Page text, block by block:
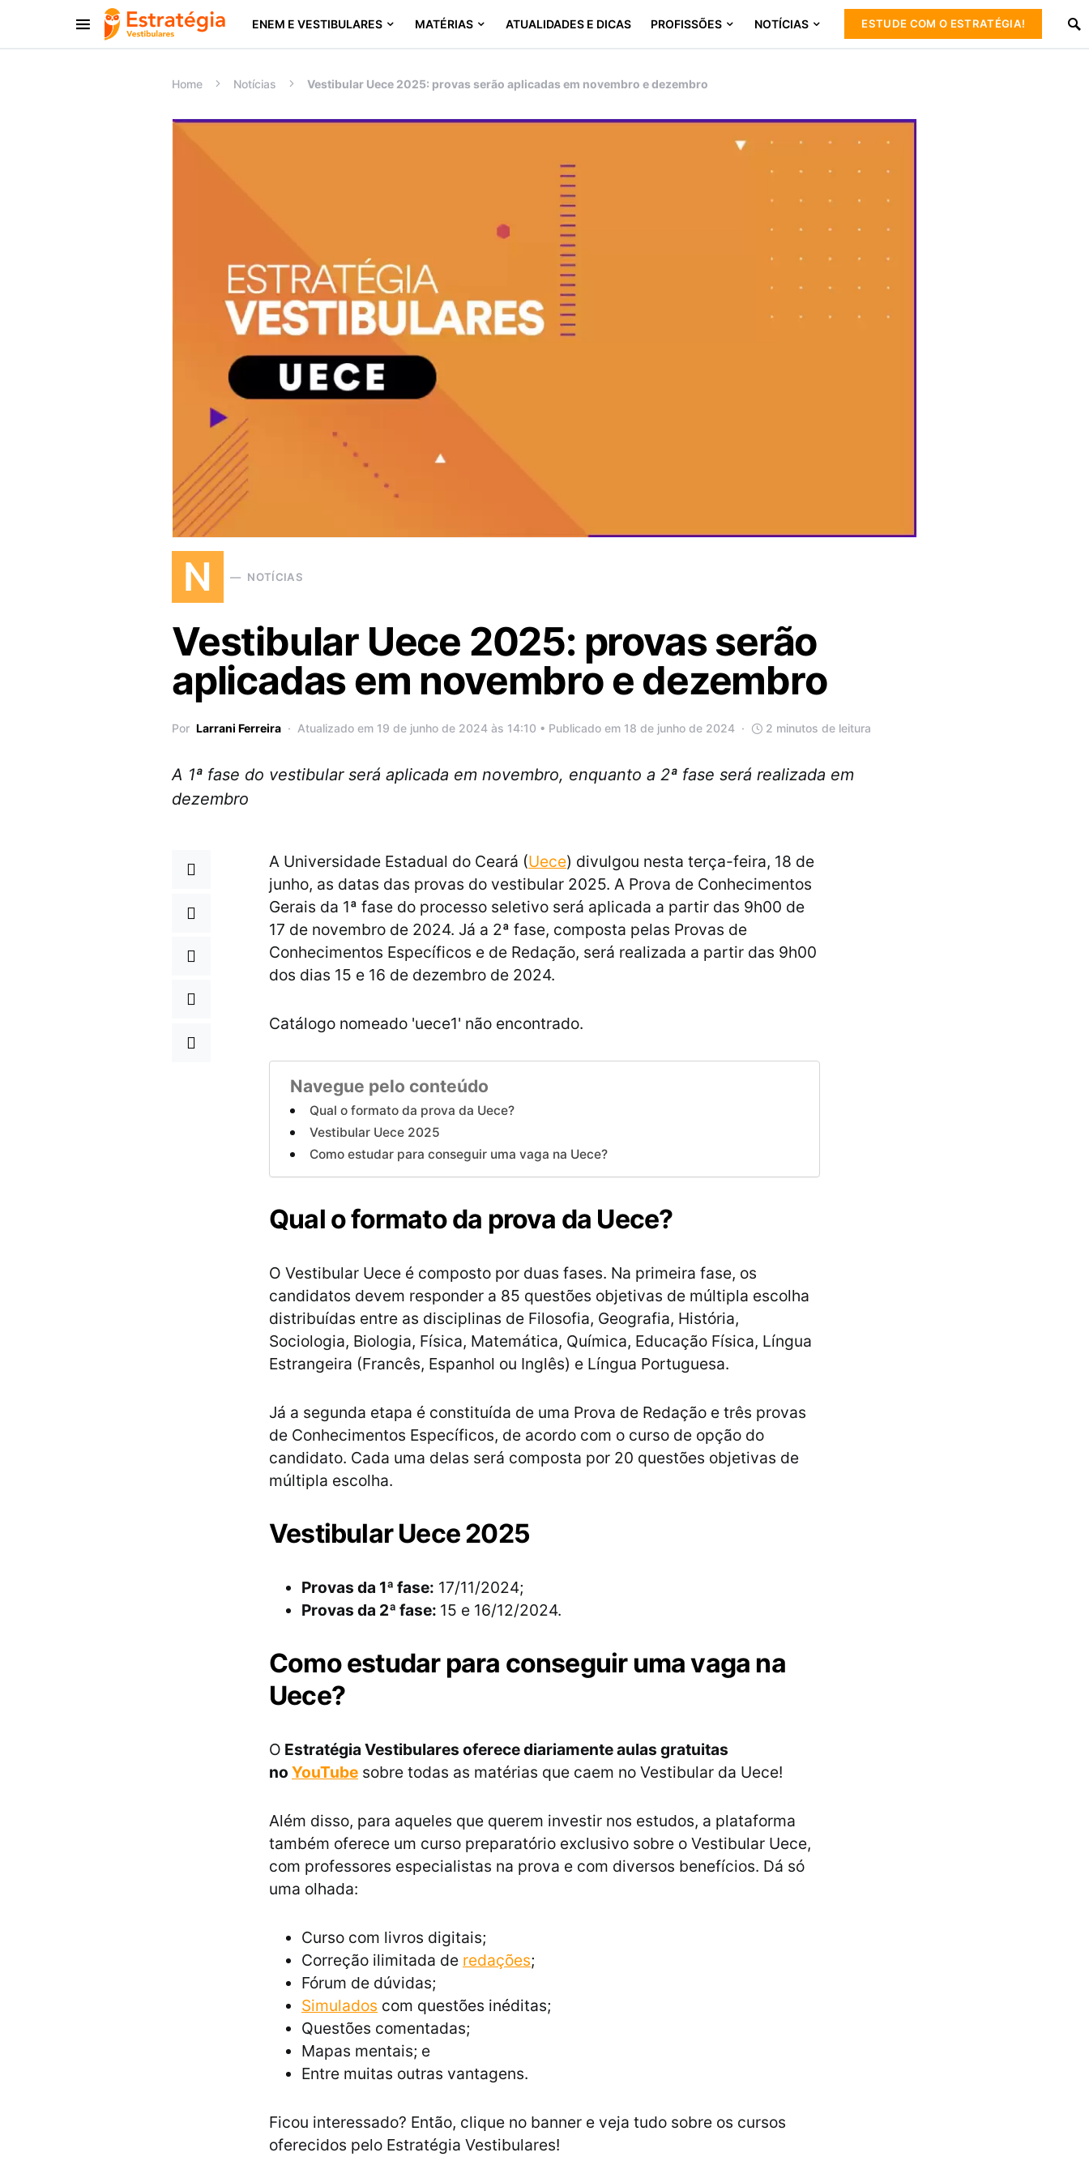
ENEM E VESTIBULARES MATÉRIAS ATUALIDADES E DICAS PROFISSÕES NOTÍCIAS ESTUDE COM O ESTRATÉGIA!
Procurar:
Home Notícias Vestibular Uece 2025: provas serão aplicadas em novembro e dezembro
N NOTÍCIAS
Vestibular Uece 2025: provas serão
aplicadas em novembro e dezembro
Por Larrani Ferreira Atualizado em 19 de junho de 2024 às 14:10 • Publicado em 18 de junho de 2024 2 minutos de leitura
A 1ª fase do vestibular será aplicada em novembro, enquanto a 2ª fase será realizada em
dezembro
A Universidade Estadual do Ceará (Uece) divulgou nesta terça-feira, 18 de
junho, as datas das provas do vestibular 2025. A Prova de Conhecimentos
Gerais da 1ª fase do processo seletivo será aplicada a partir das 9h00 de
17 de novembro de 2024. Já a 2ª fase, composta pelas Provas de
Conhecimentos Específicos e de Redação, será realizada a partir das 9h00
dos dias 15 e 16 de dezembro de 2024.
Catálogo nomeado 'uece1' não encontrado.
Navegue pelo conteúdo
Qual o formato da prova da Uece?
Vestibular Uece 2025
Como estudar para conseguir uma vaga na Uece?
Qual o formato da prova da Uece?
O Vestibular Uece é composto por duas fases. Na primeira fase, os
candidatos devem responder a 85 questões objetivas de múltipla escolha
distribuídas entre as disciplinas de Filosofia, Geografia, História,
Sociologia, Biologia, Física, Matemática, Química, Educação Física, Língua
Estrangeira (Francês, Espanhol ou Inglês) e Língua Portuguesa.
Já a segunda etapa é constituída de uma Prova de Redação e três provas
de Conhecimentos Específicos, de acordo com o curso de opção do
candidato. Cada uma delas será composta por 20 questões objetivas de
múltipla escolha.
Vestibular Uece 2025
Provas da 1ª fase: 17/11/2024;
Provas da 2ª fase: 15 e 16/12/2024.
Como estudar para conseguir uma vaga na
Uece?
O Estratégia Vestibulares oferece diariamente aulas gratuitas
no YouTube sobre todas as matérias que caem no Vestibular da Uece!
Além disso, para aqueles que querem investir nos estudos, a plataforma
também oferece um curso preparatório exclusivo sobre o Vestibular Uece,
com professores especialistas na prova e com diversos benefícios. Dá só
uma olhada:
Curso com livros digitais;
Correção ilimitada de redações;
Fórum de dúvidas;
Simulados com questões inéditas;
Questões comentadas;
Mapas mentais; e
Entre muitas outras vantagens.
Ficou interessado? Então, clique no banner e veja tudo sobre os cursos
oferecidos pelo Estratégia Vestibulares!